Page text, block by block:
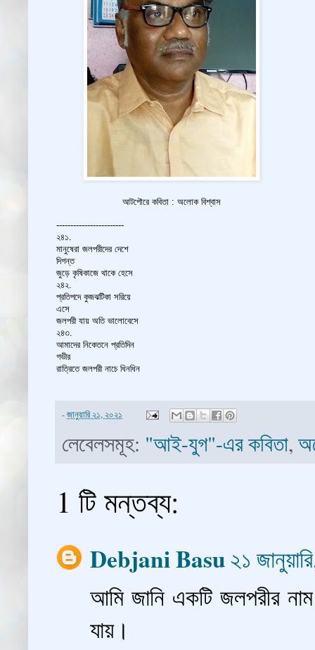
আটপৌরে কবিতা : অলোক বিশ্বাস
------------------------
২৪১.
মানুষেরা জলপরীদের দেশে
দিগন্ত
জুড়ে কৃষিকাজে থাকে হেসে
২৪২.
প্রতিপদে কুজঝটিকা সরিয়ে
এসে
জলপরী যায় অতি ভালোবেসে
২৪৩.
আমাদের নিকেতনে প্রতিদিন
গভীর
রাত্রিতে জলপরী নাচে ধিনধিন
-জানুয়ারি ২১, ২০২১
লেবেলসমূহ: "আই-যুগ"-এর কবিতা,
1 টি মন্তব্য:
Debjani Basu২১
আমি জানি একটি জলপরীর
যায়।